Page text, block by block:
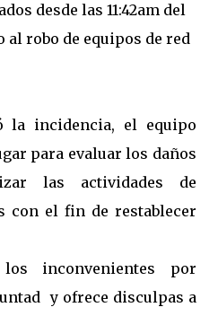
desde las 11:42am del
al robo de equipos de red
la incidencia, el equipo
para evaluar los daños
las actividades de
con el fin de restablecer
inconvenientes por
y ofrece disculpas a